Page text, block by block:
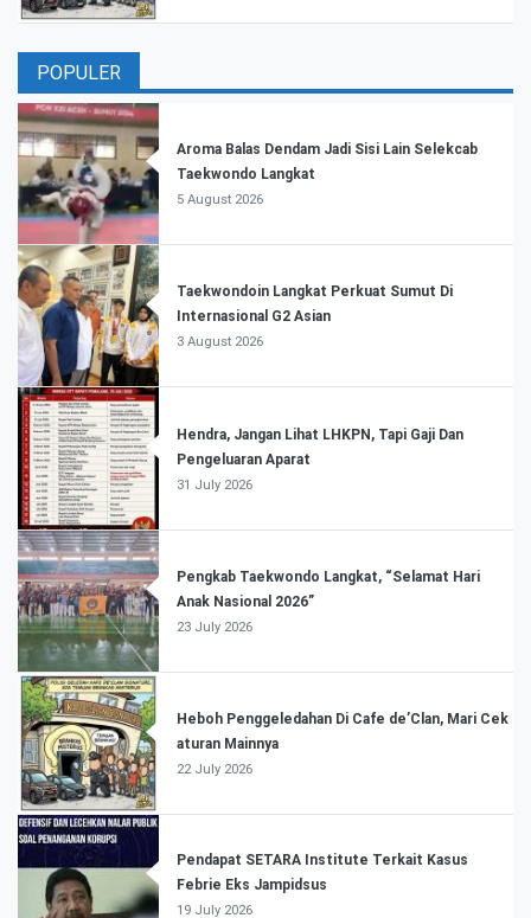
POPULER
Aroma Balas Dendam Jadi Sisi Lain Selekcab
Taekwondo Langkat
5 August 2026
Taekwondoin Langkat Perkuat Sumut Di
Internasional G2 Asian
3 August 2026
Hendra, Jangan Lihat LHKPN, Tapi Gaji Dan
Pengeluaran Aparat
31 July 2026
Pengkab Taekwondo Langkat, “Selamat Hari
Anak Nasional 2026”
23 July 2026
Heboh Penggeledahan Di Cafe de’Clan, Mari Cek
aturan Mainnya
22 July 2026
Pendapat SETARA Institute Terkait Kasus
Febrie Eks Jampidsus
19 July 2026